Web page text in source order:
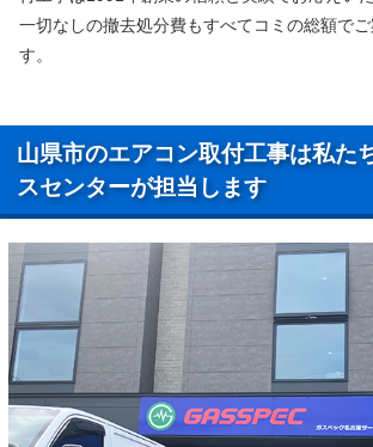
一切なしの撤去処分費もすべてコミの総額で
す。
山県市のエアコン取付工事は私た
スセンターが担当します